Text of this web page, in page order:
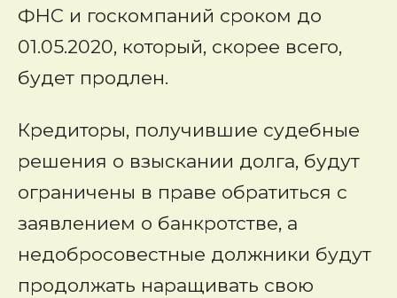
ФНС и госкомпаний сроком до
01.05.2020, который, скорее всего,
будет продлен.
Кредиторы, получившие судебные
решения о взыскании долга, будут
ограничены в праве обратиться с
заявлением о банкротстве, а
недобросовестные должники будут
продолжать наращивать свою